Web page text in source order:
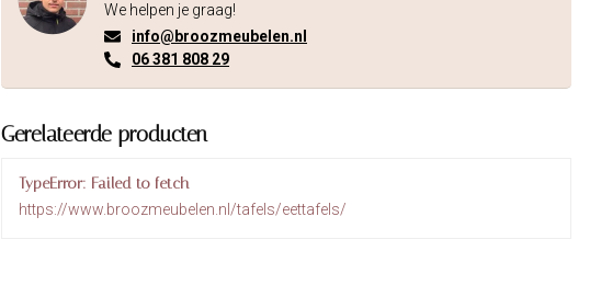
We helpen je graag!
info@broozmeubelen.nl
06 381 808 29
Gerelateerde producten
TypeError: Failed to fetch
https://www.broozmeubelen.nl/tafels/eettafels/